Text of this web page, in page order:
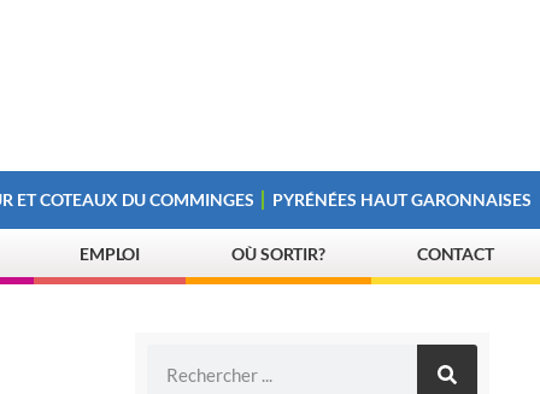
ET COTEAUX DU COMMINGES PYRÉNÉES HAUT GARONNAISES
EMPLOI OÙ SORTIR? CONTACT